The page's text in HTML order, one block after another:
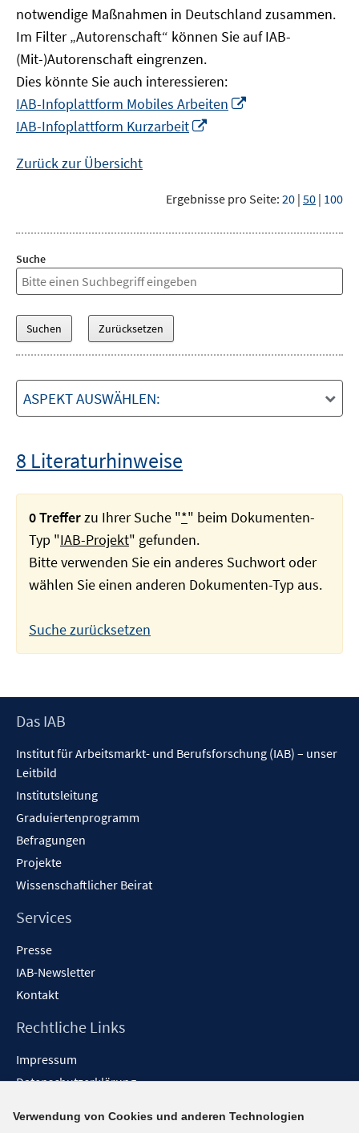
notwendige Maßnahmen in Deutschland zusammen.
Im Filter „Autorenschaft“ können Sie auf IAB-
(Mit-)Autorenschaft eingrenzen.
Dies könnte Sie auch interessieren:
IAB-Infoplattform Mobiles Arbeiten
IAB-Infoplattform Kurzarbeit
Zurück zur Übersicht
Ergebnisse pro Seite: 20 | 50 | 100
Suche
ASPEKT AUSWÄHLEN:
8 Literaturhinweise
0 Trefferzu Ihrer Suche "*" beim Dokumenten-
Typ "IAB-Projekt" gefunden.
Bitte verwenden Sie ein anderes Suchwort oder
wählen Sie einen anderen Dokumenten-Typ aus.
Suche zurücksetzen
Footer
Das IAB
Institut für Arbeitsmarkt- und Berufsforschung (IAB) – unser
Leitbild
Institutsleitung
Graduiertenprogramm
Befragungen
Projekte
Wissenschaftlicher Beirat
Services
Presse
IAB-Newsletter
Kontakt
Rechtliche Links
Impressum
Datenschutzerklärung
Barrieren melden
Verwendung von Cookies und anderen Technologien